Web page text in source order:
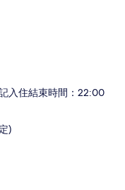
入住結束時間：22:00
)